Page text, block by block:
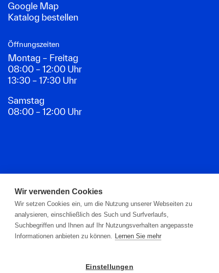
Google Map
Katalog bestellen
Öffnungszeiten
Montag – Freitag
08:00 – 12:00 Uhr
13:30 – 17:30 Uhr
Samstag
08:00 – 12:00 Uhr
Zahlungsarten
Wir verwenden Cookies
Wir setzen Cookies ein, um die Nutzung unserer Webseiten zu
analysieren, einschließlich des Such und Surfverlaufs,
Suchbegriffen und Ihnen auf Ihr Nutzungsverhalten angepasste
Informationen anbieten zu können. Lernen Sie mehr
Einstellungen